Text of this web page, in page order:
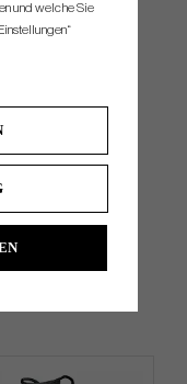
und welche Sie